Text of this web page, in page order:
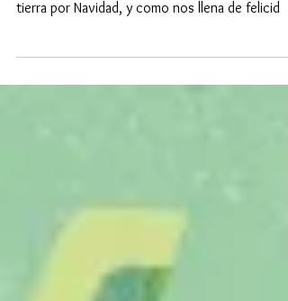
en Córdoba. Como cada año volvemos a nuestra